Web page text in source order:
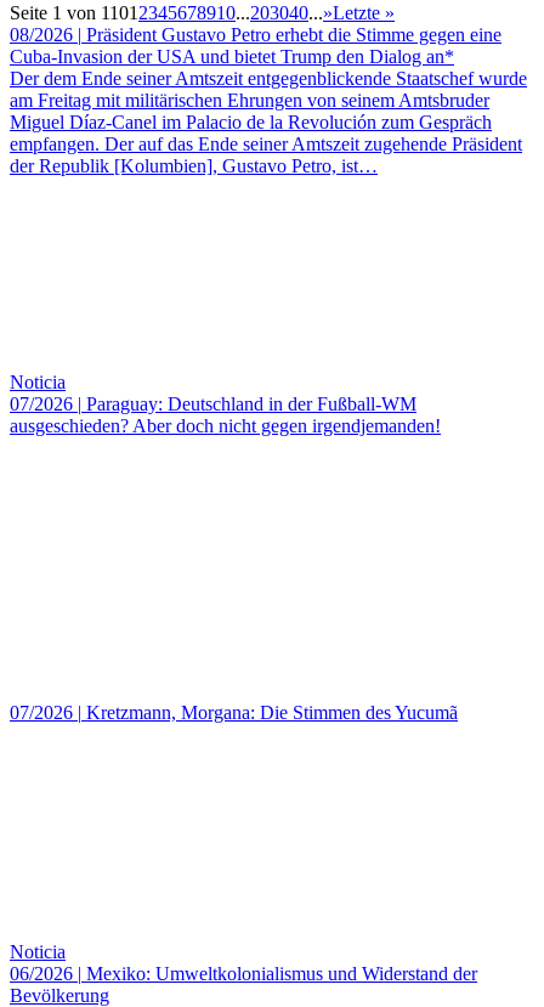
Seite 1 von 1101 2345678910...203040...»Letzte »
08/2026 | Präsident Gustavo Petro erhebt die Stimme gegen eine
Cuba-Invasion der USA und bietet Trump den Dialog an*
Der dem Ende seiner Amtszeit entgegenblickende Staatschef wurde
am Freitag mit militärischen Ehrungen von seinem Amtsbruder
Miguel Díaz-Canel im Palacio de la Revolución zum Gespräch
empfangen. Der auf das Ende seiner Amtszeit zugehende Präsident
der Republik [Kolumbien], Gustavo Petro, ist…
Noticia
07/2026 | Paraguay: Deutschland in der Fußball-WM
ausgeschieden? Aber doch nicht gegen irgendjemanden!
07/2026 | Kretzmann, Morgana: Die Stimmen des Yucumã
Noticia
06/2026 | Mexiko: Umweltkolonialismus und Widerstand der
Bevölkerung